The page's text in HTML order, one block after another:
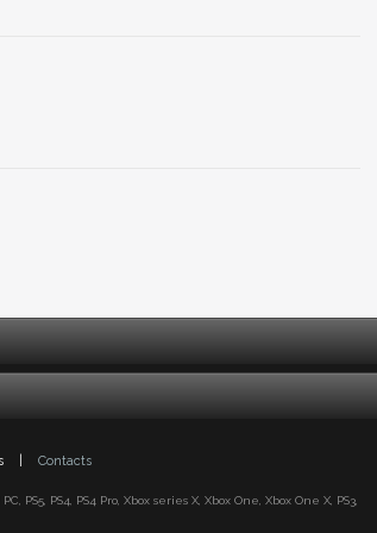
Contacts
PS4, PS4 Pro, Xbox series X, Xbox One, Xbox One X, PS3,